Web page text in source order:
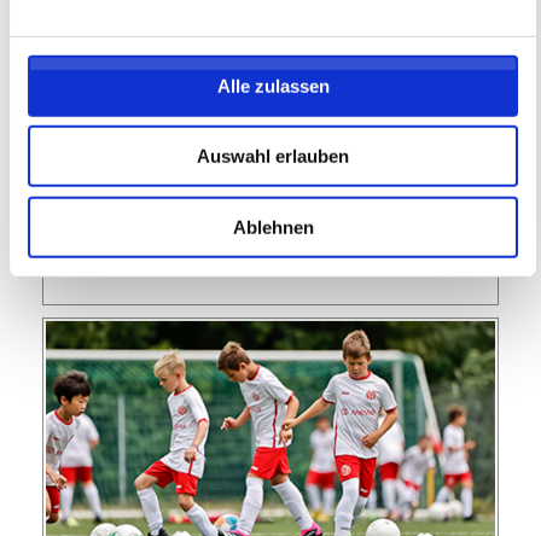
Alle zulassen
Auswahl erlauben
Ablehnen